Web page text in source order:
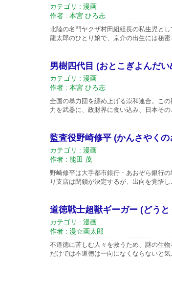
カテゴリ : 漫画
作者 : 本宮 ひろ志
北陸の名門ヤクザ村田組組長の私生児と
龍太郎のひとり娘で、京介の出生には秘密
男樹四代目 (おとこぎよんだい
カテゴリ : 漫画
作者 : 本宮 ひろ志
全国の暴力団を纏め上げる崇和連合。こ
力を武器に、政財界に食い込み、日本その
監査役野崎修平 (かんさやく
カテゴリ : 漫画
作者 : 能田 茂
野崎修平は大手都市銀行・あおぞら銀行
り支店は閉鎖が決定するが、出向を覚悟し
道徳戦士超獣ギーガー (どう
カテゴリ : 漫画
作者 : 漫☆画太郎
不道徳に苦しむ人々を救うため、謎の生
だけでは不道徳は一向になくならないと気